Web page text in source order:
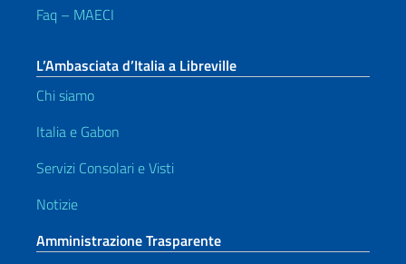
Faq – MAECI
L’Ambasciata d’Italia a Libreville
Chi siamo
Italia e Gabon
Servizi Consolari e Visti
Notizie
Amministrazione Trasparente